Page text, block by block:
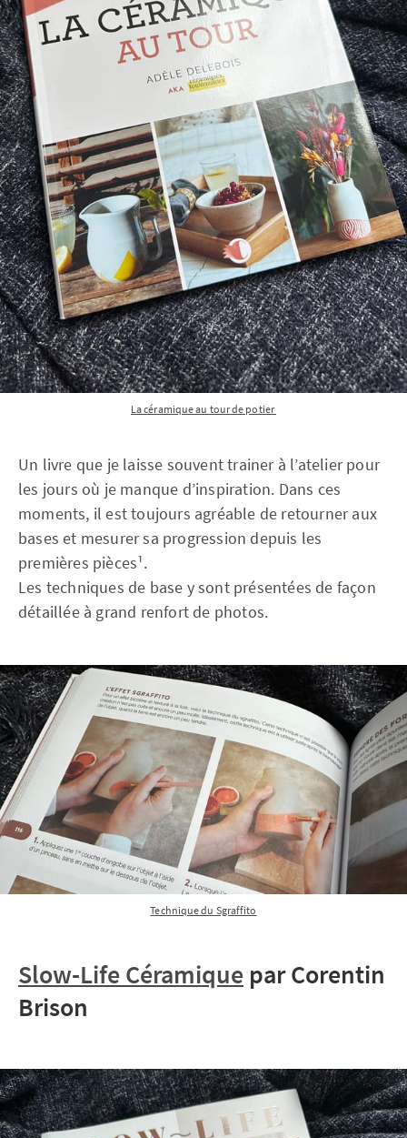
La céramique au tour de potier
Un livre que je laisse souvent trainer à l’atelier pour
les jours où je manque d’inspiration. Dans ces
moments, il est toujours agréable de retourner aux
bases et mesurer sa progression depuis les
premières pièces¹.
Les techniques de base y sont présentées de façon
détaillée à grand renfort de photos.
Technique du Sgraffito
Slow-Life Céramique par Corentin
Brison